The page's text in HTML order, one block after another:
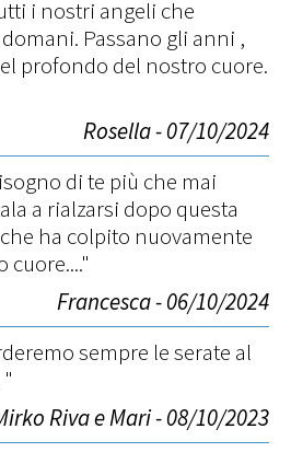
i nostri angeli che
Passano gli anni ,
profondo del nostro cuore.
Rosella - 07/10/2024
di te più che mai
a rialzarsi dopo questa
ha colpito nuovamente
cuore...."
Francesca - 06/10/2024
sempre le serate al
Riva e Mari - 08/10/2023